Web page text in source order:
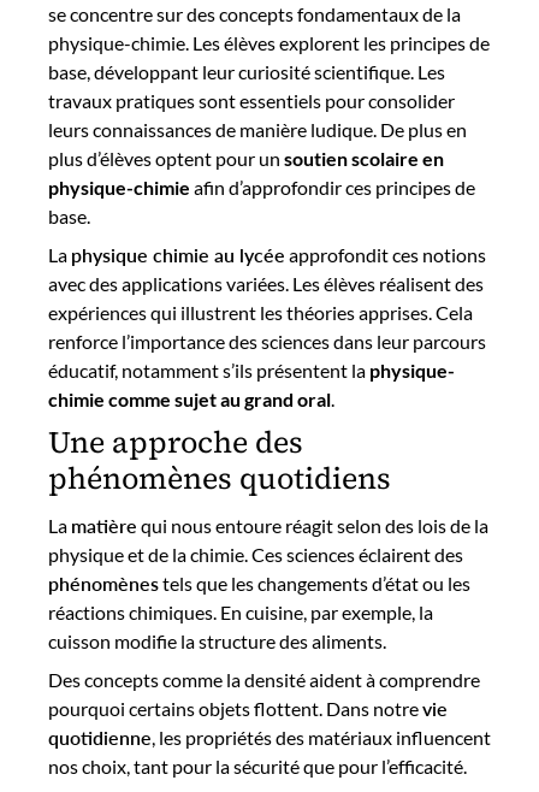
se concentre sur des concepts fondamentaux de la
physique-chimie. Les élèves explorent les principes de
base, développant leur curiosité scientifique. Les
travaux pratiques sont essentiels pour consolider
leurs connaissances de manière ludique. De plus en
plus d’élèves optent pour un soutien scolaire en
physique-chimie afin d’approfondir ces principes de
base.
La physique chimie au lycée approfondit ces notions
avec des applications variées. Les élèves réalisent des
expériences qui illustrent les théories apprises. Cela
renforce l’importance des sciences dans leur parcours
éducatif, notamment s’ils présentent la physique-
chimie comme sujet au grand oral.
Une approche des
phénomènes quotidiens
La matière qui nous entoure réagit selon des lois de la
physique et de la chimie. Ces sciences éclairent des
phénomènestels que les changements d’état ou les
réactions chimiques. En cuisine, par exemple, la
cuisson modifie la structure des aliments.
Des concepts comme la densité aident à comprendre
pourquoi certains objets flottent. Dans notrevie
quotidienne , les propriétés des matériaux influencent
nos choix, tant pour la sécurité que pour l’efficacité.